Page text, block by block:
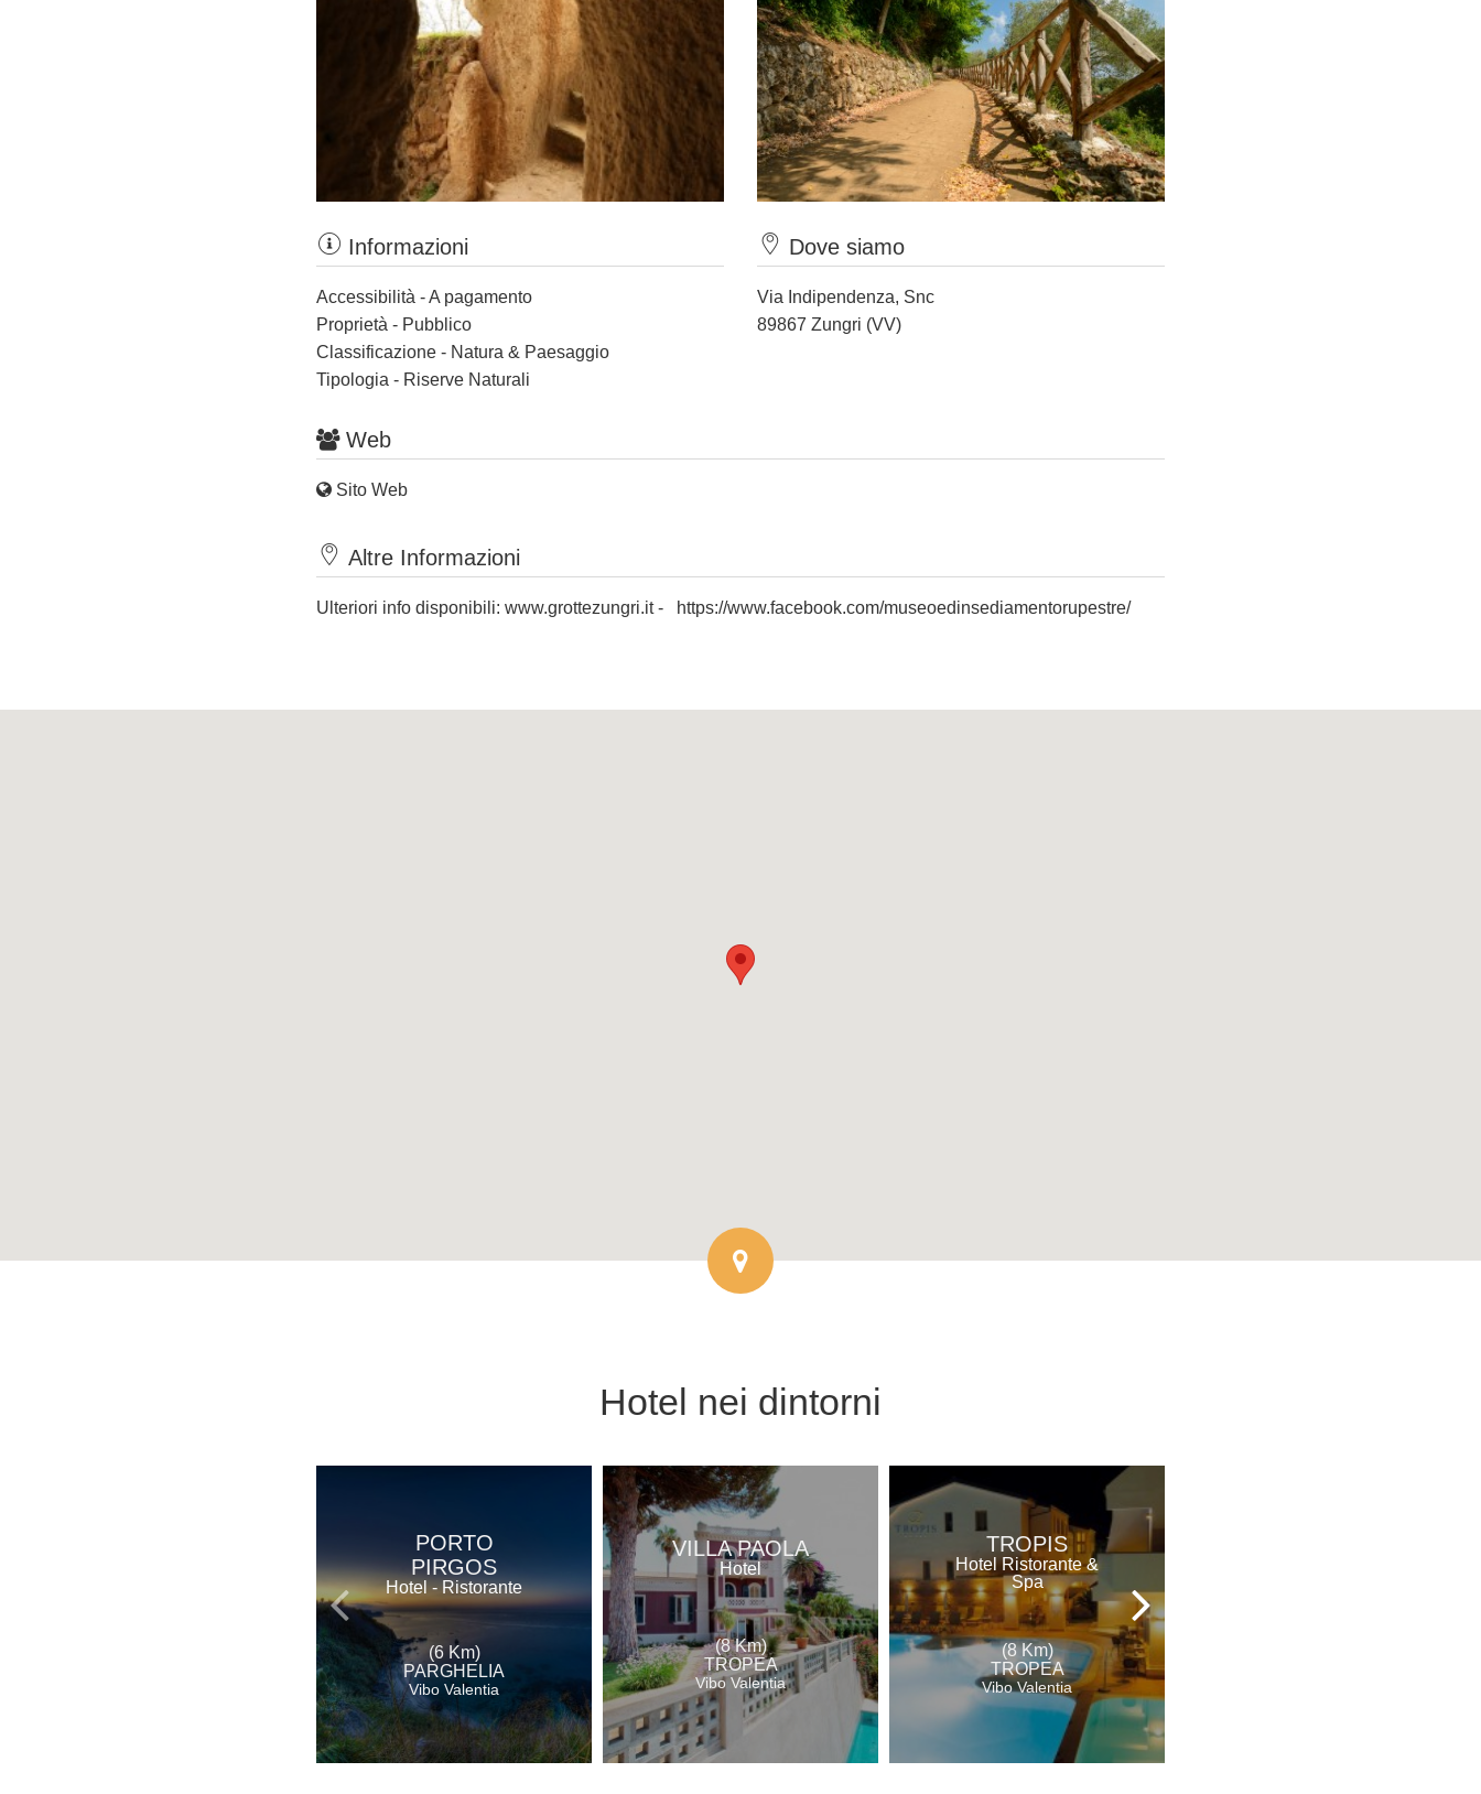
Informazioni
Accessibilità - A pagamento
Proprietà - Pubblico
Classificazione - Natura & Paesaggio
Tipologia - Riserve Naturali
Dove siamo
Via Indipendenza, Snc
89867 Zungri (VV)
Web
Sito Web
Altre Informazioni
Ulteriori info disponibili: www.grottezungri.it- https://www.facebook.com/museoedinsediamentorupestre/
Hotel nei dintorni
PORTO
PIRGOS
Hotel - Ristorante
(6 Km)
PARGHELIA
Vibo Valentia
VILLA PAOLA
Hotel
(8 Km)
TROPEA
Vibo Valentia
TROPIS
Hotel Ristorante &
Spa
(8 Km)
TROPEA
Vibo Valentia